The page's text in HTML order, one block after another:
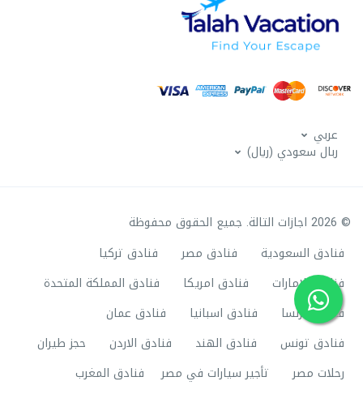
عربي
ربال سعودي (ريال)
© 2026 اجازات التالة. جميع الحقوق محفوظة
فنادق السعودية
فنادق مصر
فنادق تركيا
فنادق الامارات
فنادق امريكا
فنادق المملكة المتحدة
فنادق فرنسا
فنادق اسبانيا
فنادق عمان
فنادق تونس
فنادق الهند فنادق الاردن
حجز طيران
رحلات مصر
تأجير سيارات في مصر فنادق المغرب